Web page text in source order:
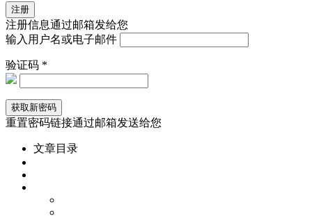
注册信息通过邮箱发给您
输入用户名或电子邮件
验证码 *
重置密码链接通过邮箱发送给您
文章目录